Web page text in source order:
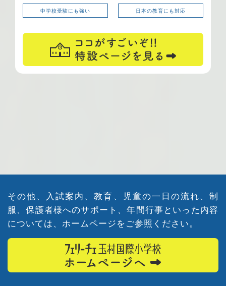
中学校受験にも強い 日本の教育にも対応
その他、入試案内、教育、児童の一日の流れ、制
服、保護者様へのサポート、年間行事といった内容
については、 ホームページをご参照ください。